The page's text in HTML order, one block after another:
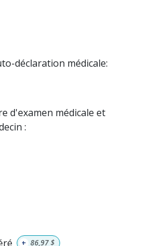
déclaration médicale:
d'examen médicale et
:
+ 86,97$